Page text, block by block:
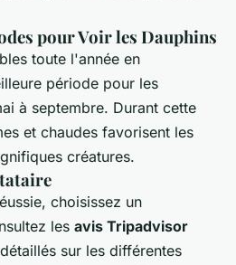
pour Voir les Dauphins
toute l'année en
période pour les
à septembre. Durant cette
et chaudes favorisent les
créatures.
choisissez un
les avis Tripadvisor
détaillés sur les différentes